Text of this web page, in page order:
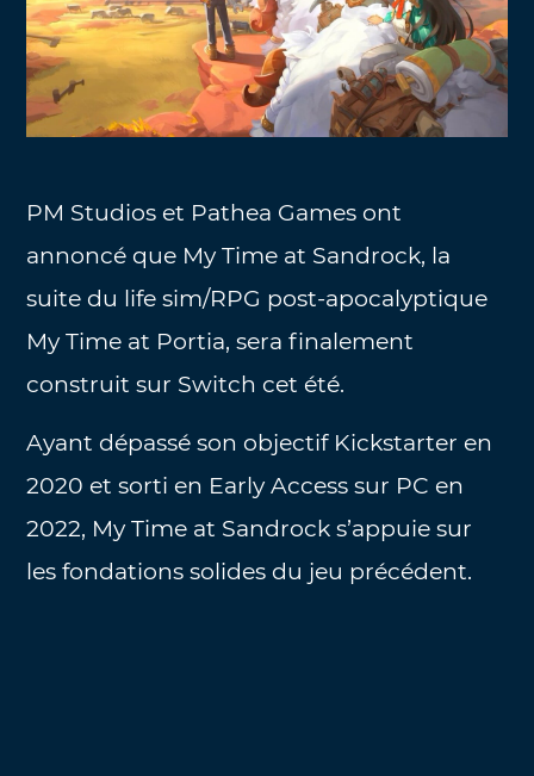
PM Studios et Pathea Games ont
annoncé que My Time at Sandrock, la
suite du life sim/RPG post-apocalyptique
My Time at Portia, sera finalement
construit sur Switch cet été.
Ayant dépassé son objectif Kickstarter en
2020 et sorti en Early Access sur PC en
2022, My Time at Sandrock s’appuie sur
les fondations solides du jeu précédent.